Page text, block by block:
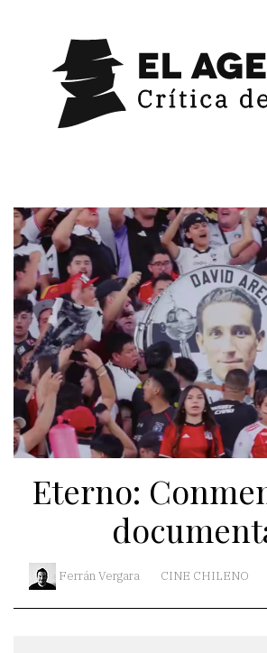
Eterno:
Ferrán Vergara CINE CHILENO